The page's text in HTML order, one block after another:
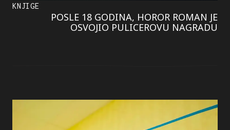
KNJIGE
POSLE 18 GODINA, HOROR ROMAN JE
OSVOJIO PULICEROVU NAGRADU